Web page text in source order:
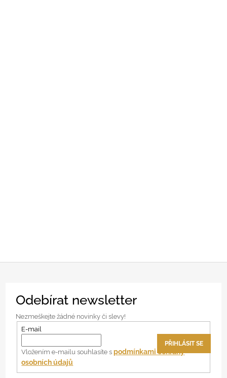
Odebírat newsletter
Nezmeškejte žádné novinky či slevy!
E-mail
Vložením e-mailu souhlasíte spodmínkami ochrany
osobních údajů
PŘIHLÁSIT SE